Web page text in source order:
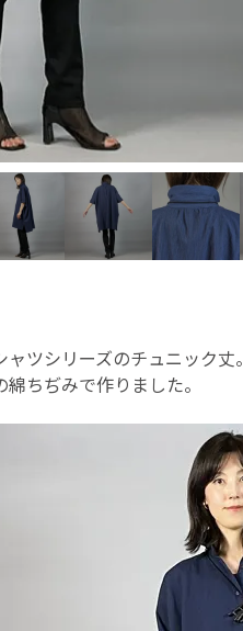
ャツシリーズのチュニック丈。
ちぢみで作りました。